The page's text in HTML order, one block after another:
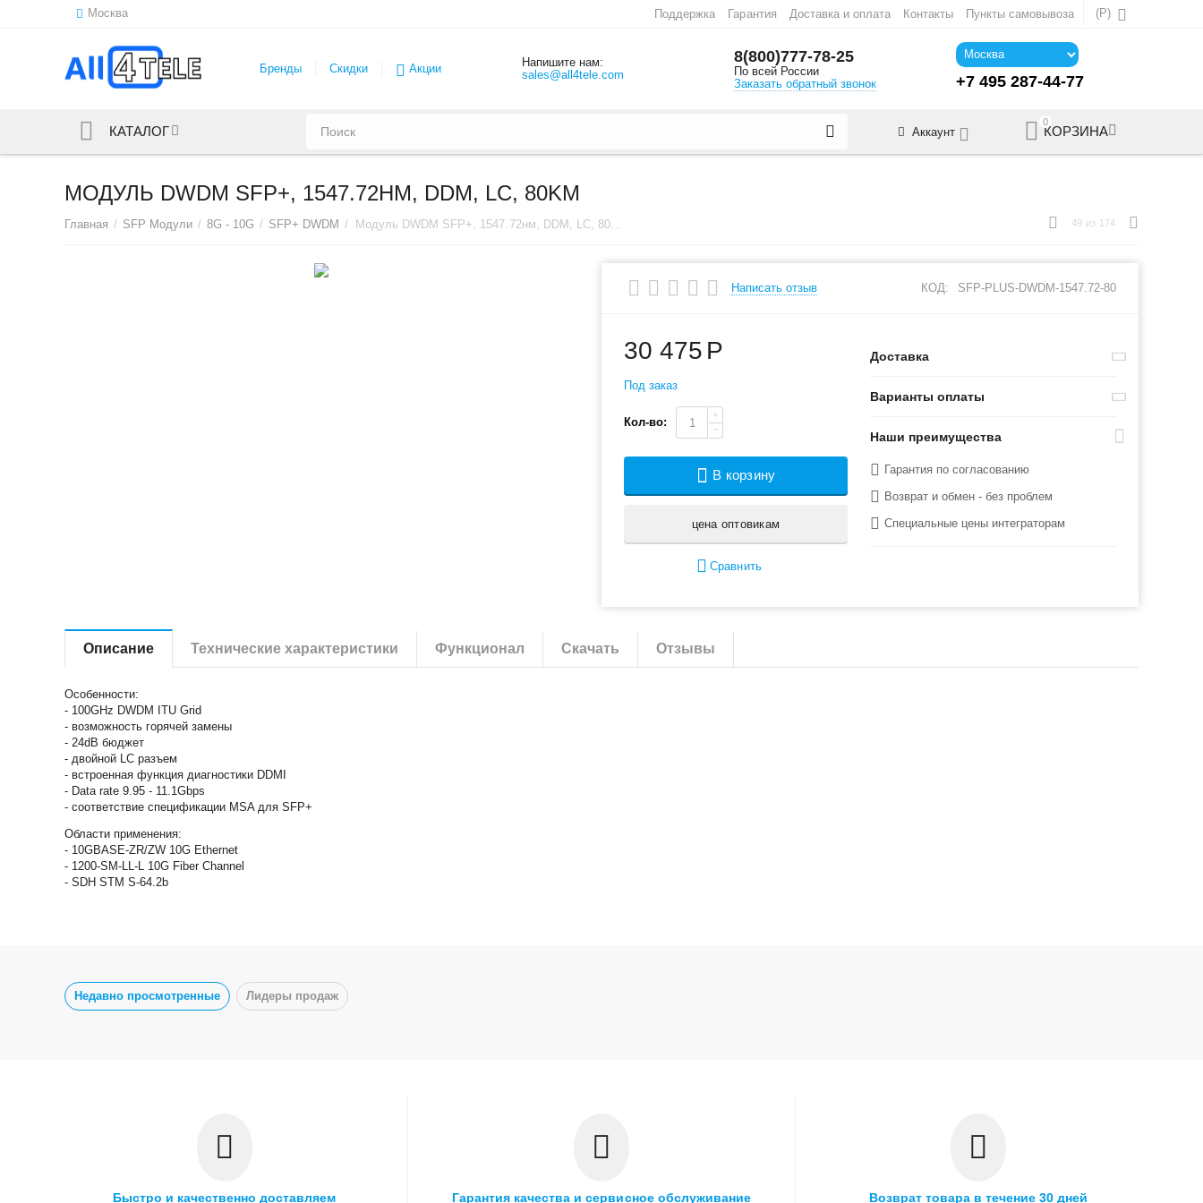
Москва (Р)
Поддержка Гарантия Доставка и оплата Контакты Пункты самовывоза
Бренды Скидки Акции
Напишите нам:
sales@all4tele.com
8(800)777-78-25
По всей России
Заказать обратный звонок
+7 495 287-44-77
КАТАЛОГ
0
КОРЗИНА
Аккаунт
МОДУЛЬ DWDM SFP+, 1547.72НМ, DDM, LC, 80KM
Главная / SFP Модули / 8G - 10G / SFP+ DWDM / Модуль DWDM SFP+, 1547.72нм, DDM, LC, 80km 49 из 174
Написать отзыв КОД: SFP-PLUS-DWDM-1547.72-80
30 475 Р
Под заказ
Кол-во:
+
−
В корзину
цена оптовикам
Сравнить
Доставка
Варианты оплаты
Наши преимущества
Гарантия по согласованию
Возврат и обмен - без проблем
Специальные цены интеграторам
Описание Технические характеристики Функционал Скачать Отзывы
Особенности:
- 100GHz DWDM ITU Grid
- возможность горячей замены
- 24dB бюджет
- двойной LC разъем
- встроенная функция диагностики DDMI
- Data rate 9.95 - 11.1Gbps
- соответствие спецификации MSA для SFP+
Области применения:
- 10GBASE-ZR/ZW 10G Ethernet
- 1200-SM-LL-L 10G Fiber Channel
- SDH STM S-64.2b
Недавно просмотренные Лидеры продаж
Быстро и качественно доставляем Гарантия качества и сервисное обслуживание Возврат товара в течение 30 дней